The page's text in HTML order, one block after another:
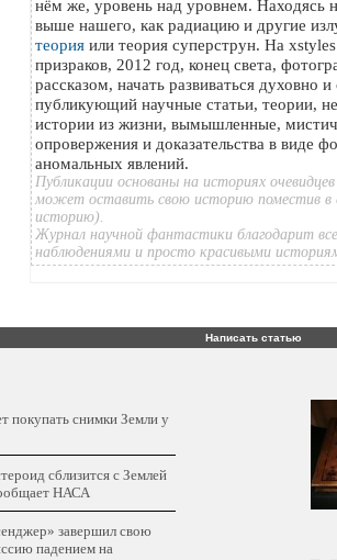
нём же, уровень над уровнем. Находясь
выше нашего, как радиацию и другие
теория или теория суперструн. На
призраков, 2012 год, конец света,
рассказом, начать развиваться духовно
публикующий научные статьи, теории,
истории из жизни, вымышленные,
опровержения и доказательства в виде
аномальных явлений.
Публикации основаны на историях
может оставить свою историю поместив в
историю).
Журнал научной фантастики благодарит
наблюдениями и просто красивыми
Написать статью
покупать снимки Земли у
сблизится с Землей
НАСА
завершил свою
падением на